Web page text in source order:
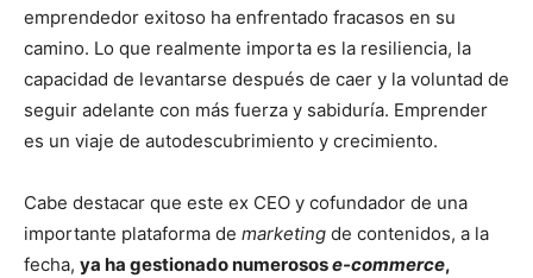
emprendedor exitoso ha enfrentado fracasos en su
camino. Lo que realmente importa es la resiliencia, la
capacidad de levantarse después de caer y la voluntad de
seguir adelante con más fuerza y sabiduría. Emprender
es un viaje de autodescubrimiento y crecimiento.
Cabe destacar que este ex CEO y cofundador de una
importante plataforma de marketing de contenidos, a la
fecha, ya ha gestionado numerosose-commerce,